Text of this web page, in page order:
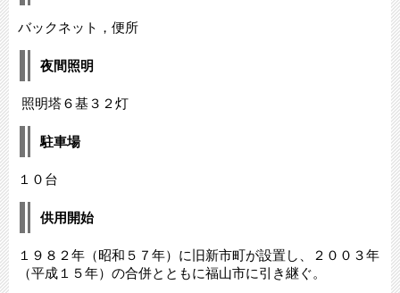
バックネット，便所
夜間照明
照明塔６基３２灯
駐車場
１０台
供用開始
１９８２年（昭和５７年）に旧新市町が設置し、２００３年
（平成１５年）の合併とともに福山市に引き継ぐ。